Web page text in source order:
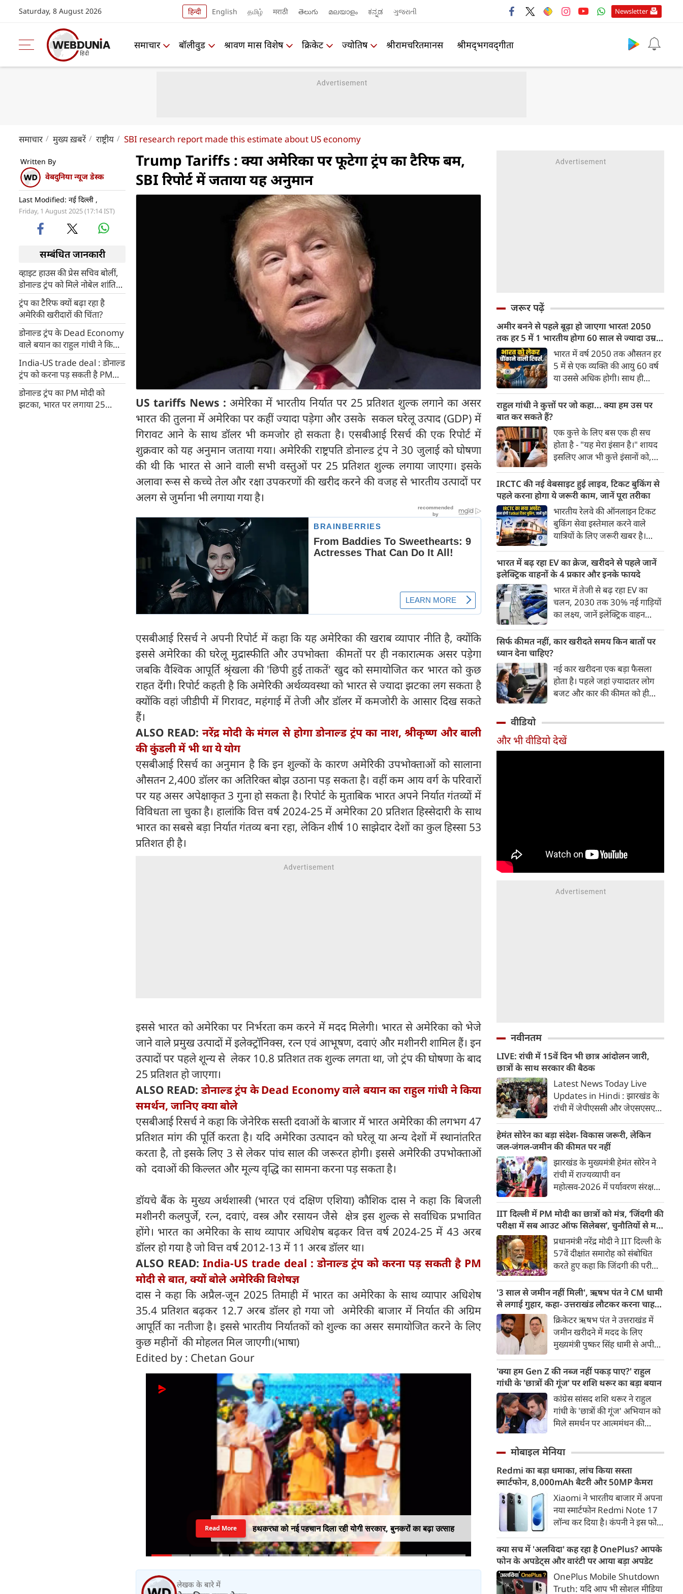
Saturday, 8 August 2026 हिन्दी English தமிழ் मराठी తెలుగు മലയാളം ಕನ್ನಡ ગુજરાતી Newsletter
समाचार बॉलीवुड श्रावण मास विशेष क्रिकेट ज्योतिष श्रीरामचरितमानस श्रीमद्‍भगवद्‍गीता
समाचार मुख्य ख़बरें राष्ट्रीय SBI research report made this estimate about US economy
Written By
वेबदुनिया न्यूज डेस्क
Last Modified: नई दिल्ली ,
Friday, 1 August 2025 (17:14 IST)
सम्बंधित जानकारी
व्हाइट हाउस की प्रेस सचिव बोलीं,
डोनाल्ड ट्रंप को मिले नोबेल शांति
पुरस्कार
ट्रंप का टैरिफ क्‍यों बढ़ा रहा है
अमेरिकी खरीदारों की चिंता?
डोनाल्ड ट्रंप के Dead Economy
वाले बयान का राहुल गांधी ने किया
समर्थन, जानिए क्या बोले
India-US trade deal : डोनाल्ड
ट्रंप को करना पड़ सकती है PM
मोदी से बात, क्यों बोले अमेरिकी
विशेषज्ञ
डोनाल्ड ट्रंप का PM मोदी को
झटका, भारत पर लगाया 25
Trump Tariffs : क्‍या अमेरिका पर फूटेगा ट्रंप का टैरिफ बम,
SBI रिपोर्ट में जताया यह अनुमान
US tariffs News : अमेरिका में भारतीय निर्यात पर 25 प्रतिशत शुल्क लगाने का असर
भारत की तुलना में अमेरिका पर कहीं ज्यादा पड़ेगा और उसके सकल घरेलू उत्पाद (GDP) में
गिरावट आने के साथ डॉलर भी कमजोर हो सकता है। एसबीआई रिसर्च की एक रिपोर्ट में
शुक्रवार को यह अनुमान जताया गया। अमेरिकी राष्ट्रपति डोनाल्ड ट्रंप ने 30 जुलाई को घोषणा
की थी कि भारत से आने वाली सभी वस्तुओं पर 25 प्रतिशत शुल्क लगाया जाएगा। इसके
अलावा रूस से कच्चे तेल और रक्षा उपकरणों की खरीद करने की वजह से भारतीय उत्पादों पर
अलग से जुर्माना भी लगाया गया है।
एसबीआई रिसर्च ने अपनी रिपोर्ट में कहा कि यह अमेरिका की खराब व्यापार नीति है, क्योंकि
इससे अमेरिका की घरेलू मुद्रास्फीति और उपभोक्ता कीमतों पर ही नकारात्मक असर पड़ेगा
जबकि वैश्विक आपूर्ति श्रृंखला की 'छिपी हुई ताकतें' खुद को समायोजित कर भारत को कुछ
राहत देंगी। रिपोर्ट कहती है कि अमेरिकी अर्थव्यवस्था को भारत से ज्यादा झटका लग सकता है
क्योंकि वहां जीडीपी में गिरावट, महंगाई में तेजी और डॉलर में कमजोरी के आसार दिख सकते
हैं।
ALSO READ: नरेंद्र मोदी के मंगल से होगा डोनाल्ड ट्रंप का नाश, श्रीकृष्ण और बाली
की कुंडली में भी था ये योग
एसबीआई रिसर्च का अनुमान है कि इन शुल्कों के कारण अमेरिकी उपभोक्ताओं को सालाना
औसतन 2,400 डॉलर का अतिरिक्त बोझ उठाना पड़ सकता है। वहीं कम आय वर्ग के परिवारों
पर यह असर अपेक्षाकृत 3 गुना हो सकता है। रिपोर्ट के मुताबिक भारत अपने निर्यात गंतव्यों में
विविधता ला चुका है। हालांकि वित्त वर्ष 2024-25 में अमेरिका 20 प्रतिशत हिस्सेदारी के साथ
भारत का सबसे बड़ा निर्यात गंतव्य बना रहा, लेकिन शीर्ष 10 साझेदार देशों का कुल हिस्सा 53
प्रतिशत ही है।
इससे भारत को अमेरिका पर निर्भरता कम करने में मदद मिलेगी। भारत से अमेरिका को भेजे
जाने वाले प्रमुख उत्पादों में इलेक्ट्रॉनिक्स, रत्न एवं आभूषण, दवाएं और मशीनरी शामिल हैं। इन
उत्पादों पर पहले शून्य से लेकर 10.8 प्रतिशत तक शुल्क लगता था, जो ट्रंप की घोषणा के बाद
25 प्रतिशत हो जाएगा।
ALSO READ:डोनाल्ड ट्रंप के Dead Economy वाले बयान का राहुल गांधी ने किया
समर्थन, जानिए क्या बोले
एसबीआई रिसर्च ने कहा कि जेनेरिक सस्ती दवाओं के बाजार में भारत अमेरिका की लगभग 47
प्रतिशत मांग की पूर्ति करता है। यदि अमेरिका उत्पादन को घरेलू या अन्य देशों में स्थानांतरित
करता है, तो इसके लिए 3 से लेकर पांच साल की जरूरत होगी। इससे अमेरिकी उपभोक्ताओं
को दवाओं की किल्लत और मूल्य वृद्धि का सामना करना पड़ सकता है।
डॉयचे बैंक के मुख्य अर्थशास्त्री (भारत एवं दक्षिण एशिया) कौशिक दास ने कहा कि बिजली
मशीनरी कलपुर्जे, रत्न, दवाएं, वस्त्र और रसायन जैसे क्षेत्र इस शुल्क से सर्वाधिक प्रभावित
होंगे। भारत का अमेरिका के साथ व्यापार अधिशेष बढ़कर वित्त वर्ष 2024-25 में 43 अरब
डॉलर हो गया है जो वित्त वर्ष 2012-13 में 11 अरब डॉलर था।
ALSO READ: India-US trade deal : डोनाल्ड ट्रंप को करना पड़ सकती है PM
मोदी से बात, क्यों बोले अमेरिकी विशेषज्ञ
दास ने कहा कि अप्रैल-जून 2025 तिमाही में भारत का अमेरिका के साथ व्यापार अधिशेष
35.4 प्रतिशत बढ़कर 12.7 अरब डॉलर हो गया जो अमेरिकी बाजार में निर्यात की अग्रिम
आपूर्ति का नतीजा है। इससे भारतीय निर्यातकों को शुल्क का असर समायोजित करने के लिए
कुछ महीनों की मोहलत मिल जाएगी।(भाषा)
Edited by : Chetan Gour
हथकरघा को नई पहचान दिला रही योगी सरकार, बुनकरों का बढ़ा उत्साह
Read More
लेखक के बारे में
जरूर पढ़ें
अमीर बनने से पहले बूढ़ा हो जाएगा भारत! 2050
तक हर 5 में 1 भारतीय होगा 60 साल से ज्यादा उम्र
का
भारत में वर्ष 2050 तक औसतन हर
5 में से एक व्यक्ति की आयु 60 वर्ष
या उससे अधिक होगी। साथ ही
भारत में रहेंगे। ‘ट्रांसफॉर्म रूरल
अनुसार भारत विकसित देशों के
विपरीत समृद्ध बनने से पहले ही वृद्ध
होती आबादी वाले देश की श्रेणी में
पहुंच रहा है।
राहुल गांधी ने कुत्तों पर जो कहा... क्या हम उस पर
बात कर सकते हैं?
एक कुत्ते के लिए बस एक ही सच
होता है - "यह मेरा इंसान है।" शायद
इसलिए आज भी कुत्ते इंसानों को,
भू-राजनीति से लेकर कृत्रिम
बुद्धिमत्ता, जलवायु परिवर्तन से लेकर
क्रिकेट तक हर विषय पर बहस कर
सकते हैं, तो उस जीव पर भी एक
गंभीर चर्चा बनती है जिसने किसी भी
सभ्यता से पहले इंसान का साथ चुना
था। दुर्भाग्य यह है कि आज कुत्तों के
बारे में हमारी राय पशु-चिकित्सकों,
व्यवहार वैज्ञानिकों या विशेषज्ञों से
कम... और व्हाट्सऐप यूनिवर्सिटी से
ज़्यादा बनती है।
IRCTC की नई वेबसाइट हुई लाइव, टिकट बुकिंग से
पहले करना होगा ये जरूरी काम, जानें पूरा तरीका
भारतीय रेलवे की ऑनलाइन टिकट
बुकिंग सेवा इस्तेमाल करने वाले
यात्रियों के लिए जरूरी खबर है।
वेबसाइट का बीटा वर्जन लॉन्च कर
दिया है। करीब 24 साल पुराने
इंटरफेस के बाद वेबसाइट को नए
डिजाइन और कई नए फीचर्स के साथ
अपडेट किया गया है।
भारत में बढ़ रहा EV का क्रेज, खरीदने से पहले जानें
इलेक्ट्रिक वाहनों के 4 प्रकार और इनके फायदे
भारत में तेजी से बढ़ रहा EV का
चलन, 2030 तक 30% नई गाड़ियों
का लक्ष्य, जानें इलेक्ट्रिक वाहन
200 अरब रुपए का मौका
सिर्फ कीमत नहीं, कार खरीदते समय किन बातों पर
ध्यान देना चाहिए?
नई कार खरीदना एक बड़ा फैसला
होता है। पहले जहां ज़्यादातर लोग
बजट और कार की कीमत को ही
खरीदते समय किन बातों पर ध्यान
देना चाहिए।
वीडियो
और भी वीडियो देखें
नवीनतम
LIVE: रांची में 15वें दिन भी छात्र आंदोलन जारी,
छात्रों के साथ सरकार की बैठक
Latest News Today Live
Updates in Hindi : झारखंड के
रांची में जेपीएससी और जेएसएसएसी
आंदोलन का आज 15वां दिन है।
सर्किट हाउस में सरकार और छात्रों के
प्रतिनिधिमंडल के बीच बातचीत हुई।
पल पल की जानकारी...
हेमंत सोरेन का बड़ा संदेश- विकास जरूरी, लेकिन
जल-जंगल-जमीन की कीमत पर नहीं
झारखंड के मुख्यमंत्री हेमंत सोरेन ने
रांची में राज्यव्यापी वन
महोत्सव-2026 में पर्यावरण संरक्षण
विकास जरूरी है, लेकिन जल, जंगल
और जमीन की कीमत पर नहीं।
सरकार इंसान, वन्यजीव और
पर्यावरण के लिए उपयोगी पेड़ों को
प्राथमिकता देगी।
IIT दिल्ली में PM मोदी का छात्रों को मंत्र, ‘जिंदगी की
परीक्षा में सब आउट ऑफ सिलेबस’, चुनौतियों से मत
घबराना
प्रधानमंत्री नरेंद्र मोदी ने IIT दिल्ली के
57वें दीक्षांत समारोह को संबोधित
करते हुए कहा कि जिंदगी की परीक्षा
इसका कोई कोर्स या पेपर नहीं होता।
उन्होंने कहा कि चुनौतियों से जो
सिखेगा, वहीं जीतेगा। चुनौतियां
आपके लिए अवसर बन जाएगी।
उन्होंने कहा कि चुनौतियां बड़ी हो तो
घबराना नहीं चाहिए। हमेशा सीखने
की ललक बनाए रखनी चाहिए।
'3 साल से जमीन नहीं मिली', ऋषभ पंत ने CM धामी
से लगाई गुहार, कहा- उत्तराखंड लौटकर करना चाहता
हूं काम
क्रिकेटर ऋषभ पंत ने उत्तराखंड में
जमीन खरीदने में मदद के लिए
मुख्यमंत्री पुष्कर सिंह धामी से अपील
उत्तराखंड शिफ्ट होना चाहते हैं और
पिछले तीन साल से जमीन की तलाश
कर रहे हैं। सीएम धामी ने अधिकारियों
को मामले में जरूरी कार्रवाई के निर्देश
दिए हैं।
'क्या हम Gen Z की नब्ज नहीं पकड़ पाए?' राहुल
गांधी के 'छात्रों की गूंज' पर शशि थरूर का बड़ा बयान
कांग्रेस सांसद शशि थरूर ने राहुल
गांधी के 'छात्रों की गूंज' अभियान को
मिले समर्थन पर आत्ममंथन की
कि क्या कांग्रेस Gen Z और छात्रों
मोबाइल मेनिया
Redmi का बड़ा धमाका, लांच किया सस्ता
स्मार्टफोन, 8,000mAh बैटरी और 50MP कैमरा
Xiaomi ने भारतीय बाजार में अपना
नया स्मार्टफोन Redmi Note 17
लॉन्च कर दिया है। कंपनी ने इस फोन
डिस्प्ले, 8,000mAh की बड़ी बैटरी
और Qualcomm Snapdragon
चिपसेट के साथ पेश किया है। फोन में
50MP का मेन कैमरा दिया गया है।
क्या सच में 'अलविदा' कह रहा है OnePlus? आपके
फोन के अपडेट्स और वारंटी पर आया बड़ा अपडेट
OnePlus Mobile Shutdown
Truth: यदि आप भी सोशल मीडिया